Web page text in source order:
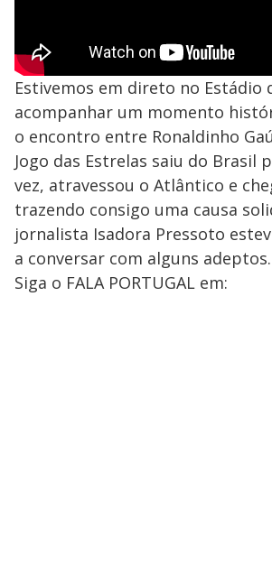
Estivemos em direto no Estádio
acompanhar um momento
o encontro entre Ronaldinho
Jogo das Estrelas saiu do Brasil
vez, atravessou o Atlântico e
trazendo consigo uma causa
jornalista Isadora Pressoto
a conversar com alguns adeptos.
Siga o FALA PORTUGAL em: